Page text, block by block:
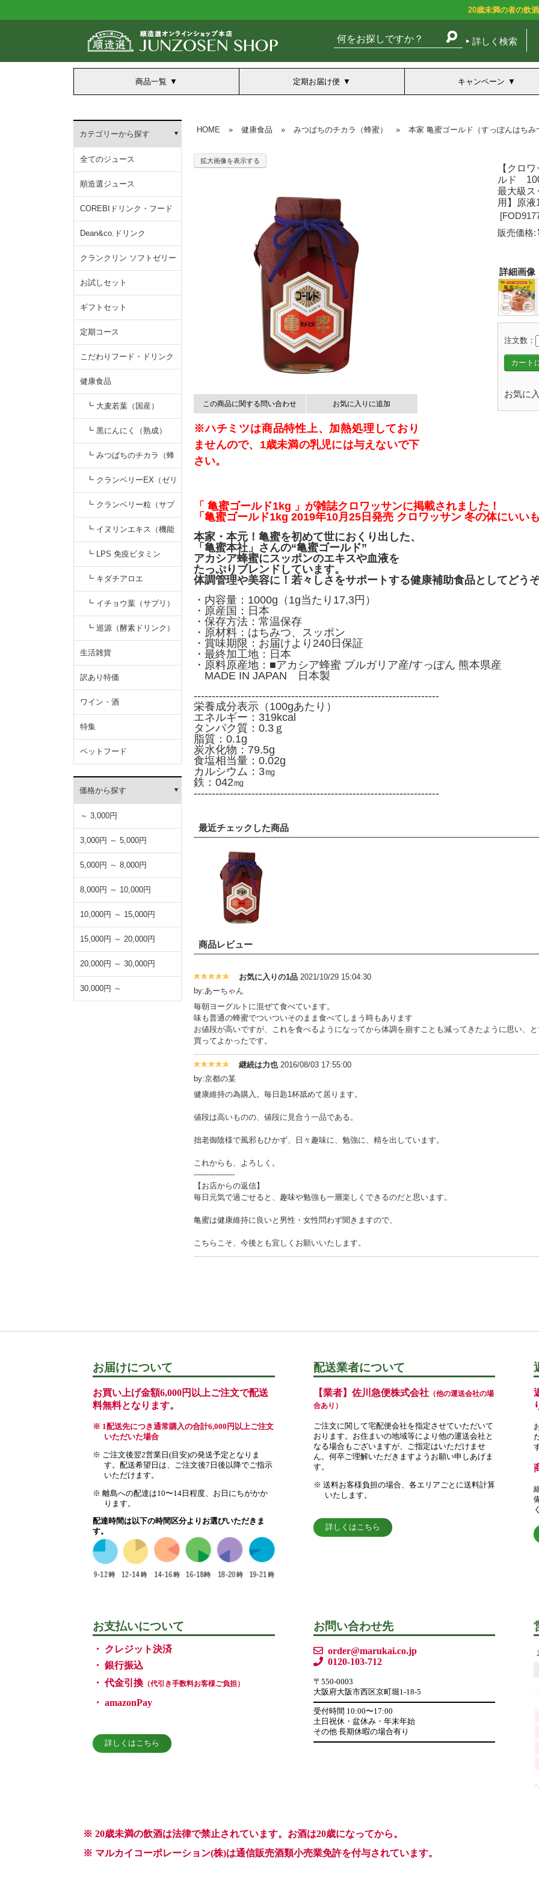
20歳未満の者の飲
詳しく検索
商品一覧 定期お届け便 キャンペーン
カテゴリーから探す
全てのジュース
順造選ジュース
COREBIドリンク・フード
Dean&co.ドリンク
クランクリン ソフトゼリー
お試しセット
ギフトセット
定期コース
こだわりフード・ドリンク
健康食品
┗ 大麦若葉（国産）
┗ 黒にんにく（熟成）
┗ みつばちのチカラ（蜂
蜜）
┗ クランベリーEX（ゼリ
ー）
┗ クランベリー粒（サプ
リ）
┗ イヌリンエキス（機能
性食品）
┗ LPS 免疫ビタミン
┗ キダチアロエ
┗ イチョウ葉（サプリ）
┗ 巡源（酵素ドリンク）
生活雑貨
訳あり特価
ワイン・酒
特集
ペットフード
価格から探す
～ 3,000円
3,000円 ～ 5,000円
5,000円 ～ 8,000円
8,000円 ～ 10,000円
10,000円 ～ 15,000円
15,000円 ～ 20,000円
20,000円 ～ 30,000円
30,000円 ～
HOME » 健康食品 » みつばちのチカラ（蜂蜜） » 本家 亀蜜ゴールド（すっぽんはちみ
拡大画像を表示する
この商品に関する問い合わせ お気に入りに追加
※ハチミツは商品特性上、加熱処理しており
ませんので、1歳未満の乳児には与えないで下
さい。
【クロ
ルド
最大級
用】原
[
販売価格:
詳細画像
注文数：
カート
お気に
「 亀蜜ゴールド1kg 」が雑誌クロワッサンに掲載されました！
「亀蜜ゴールド1kg 2019年10月25日発売 クロワッサン 冬の体にいい
本家・本元！亀蜜を初めて世におくり出した、
「亀蜜本社」さんの“亀蜜ゴールド”
アカシア蜂蜜にスッポンのエキスや血液を
たっぷりブレンドしています。
体調管理や美容に！若々しさをサポートする健康補助食品としてどう
・内容量：1000g（1g当たり17,3円）
・原産国：日本
・保存方法：常温保存
・原材料：はちみつ、スッポン
・賞味期限：お届けより240日保証
・最終加工地：日本
・原料原産地：■アカシア蜂蜜 ブルガリア産/すっぽん 熊本県産
MADE IN JAPAN 日本製
--------------------------------------------------------------------
栄養成分表示（100gあたり）
エネルギー：319kcal
タンパク質：0.3ｇ
脂質：0.1g
炭水化物：79.5g
食塩相当量：0.02g
カルシウム：3㎎
鉄：042㎎
--------------------------------------------------------------------
最近チェックした商品
商品レビュー
お気に入りの1品 2021/10/29 15:04:30
by:あーちゃん
毎朝ヨーグルトに混ぜて食べています。
味も普通の蜂蜜でついついそのまま食べてしまう時もあります
お値段が高いですが、これを食べるようになってから体調を崩すことも減ってきたように思い、
買ってよかったです。
継続は力也2016/08/03 17:55:00
by:京都の某
健康維持の為購入。毎日匙1杯舐めて居ります。
値段は高いものの、値段に見合う一品である。
拙老御陰様で風邪もひかず、日々趣味に、勉強に、精を出しています。
これからも、よろしく。
-----------------
【お店からの返信】
毎日元気で過ごせると、趣味や勉強も一層楽しくできるのだと思います。
亀蜜は健康維持に良いと男性・女性問わず聞きますので、
こちらこそ、今後とも宜しくお願いいたします。